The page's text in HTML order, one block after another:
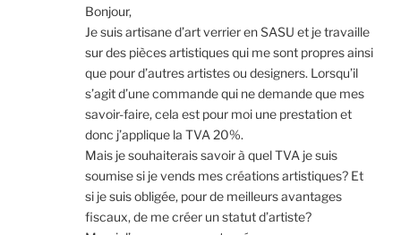
Bonjour,
Je suis artisane d’art verrier en SASU et je travaille
sur des pièces artistiques qui me sont propres ainsi
que pour d’autres artistes ou designers. Lorsqu’il
s’agit d’une commande qui ne demande que mes
savoir-faire, cela est pour moi une prestation et
donc j’applique la TVA 20%.
Mais je souhaiterais savoir à quel TVA je suis
soumise si je vends mes créations artistiques? Et
si je suis obligée, pour de meilleurs avantages
fiscaux, de me créer un statut d’artiste?